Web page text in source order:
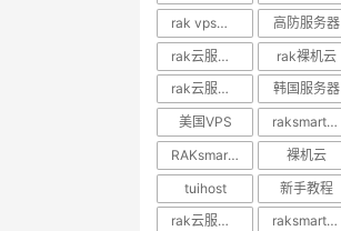
rak vps优惠
高防服务器
rak云服务器推荐
rak裸机云
rak云服务器优惠
韩国服务器
美国VPS
raksmart裸机云
RAKsmart服务器评测
裸机云
tuihost
新手教程
rak云服务器价格
raksmart美国云服务器